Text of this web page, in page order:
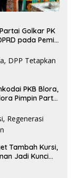
Golkar PK
pada Pemilu
PKB Blora,
Pimpin Partai
Tambah Kursi,
Jadi Kunci